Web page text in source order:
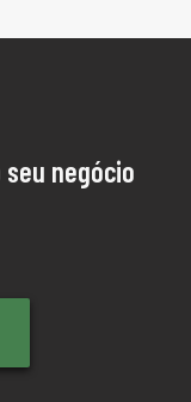
negócio